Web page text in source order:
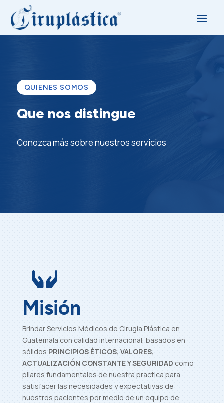
QUIENES SOMOS
Que nos distingue
Conozca más sobre nuestros servicios

Misión
Brindar Servicios Médicos de Cirugía Plástica en
Guatemala con calidad internacional, basados en
sólidos PRINCIPIOS ÉTICOS, VALORES,
ACTUALIZACIÓN CONSTANTE Y SEGURIDAD como
pilares fundamentales de nuestra practica para
satisfacer las necesidades y expectativas de
nuestros pacientes por medio de un equipo de